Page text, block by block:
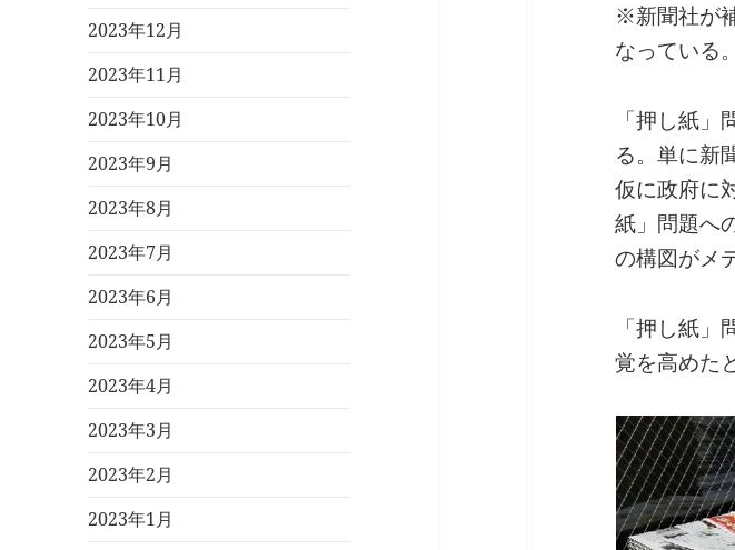
2023年12月
2023年11月
2023年10月
2023年9月
2023年8月
2023年7月
2023年6月
2023年5月
2023年4月
2023年3月
2023年2月
2023年1月
※新聞社が
なっている。
「押し紙
る。単に新
仮に政府に
紙」問題へ
の構図がメ
「押し紙
覚を高めた